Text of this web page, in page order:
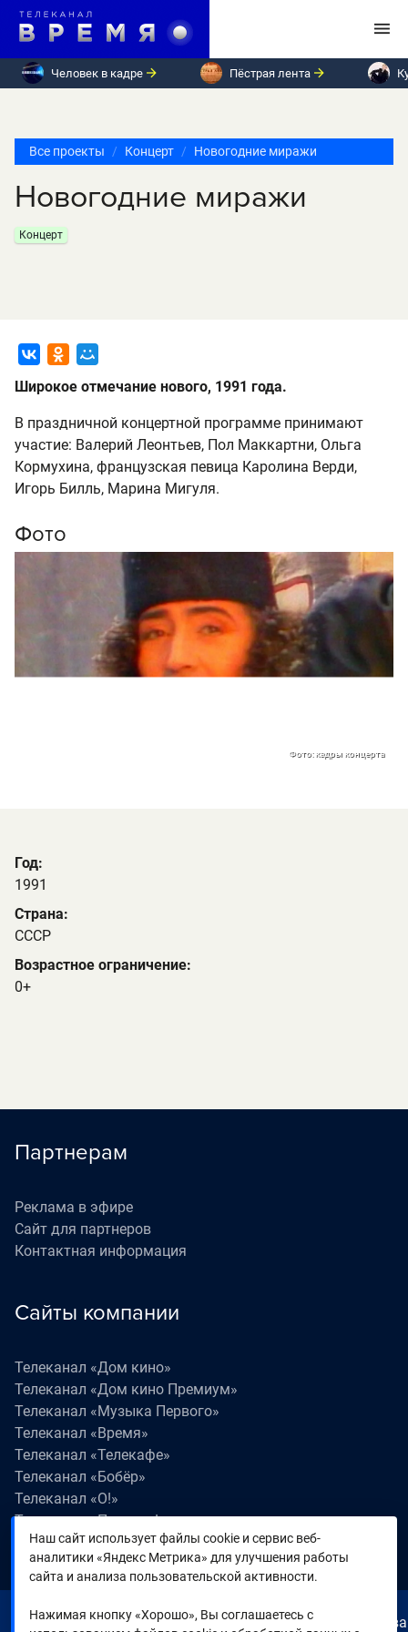
Человек в кадре Пёстрая лента
Все проекты Концерт Новогодние миражи
Новогодние миражи
Концерт
Широкое отмечание нового, 1991 года.
В праздничной концертной программе принимают
участие: Валерий Леонтьев, Пол Маккартни, Ольга
Кормухина, французская певица Каролина Верди,
Игорь Билль, Марина Мигуля.
Фото
Фото: кадры концерта
Год:
1991
Страна:
СССР
Возрастное ограничение:
0+
Партнерам
Реклама в эфире
Сайт для партнеров
Контактная информация
Сайты компании
Телеканал «Дом кино»
Телеканал «Дом кино Премиум»
Телеканал «Музыка Первого»
Телеканал «Время»
Телеканал «Телекафе»
Телеканал «Бобёр»
Телеканал «О!»
Телеканал «Поехали!»
Телеканал «Победа»
Телеканал «Лапки LIVE»
© 2000—2026. Редакция телеканала «Время». Все права
Наш сайт использует файлы cookie и сервис веб-
аналитики «Яндекс Метрика» для улучшения работы
сайта и анализа пользовательской активности.
Нажимая кнопку «Хорошо», Вы соглашаетесь с